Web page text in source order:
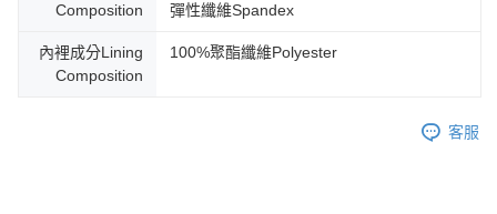
Composition
彈性纖維Spandex
內裡成分Lining
Composition
100%聚酯纖維Polyester
客服